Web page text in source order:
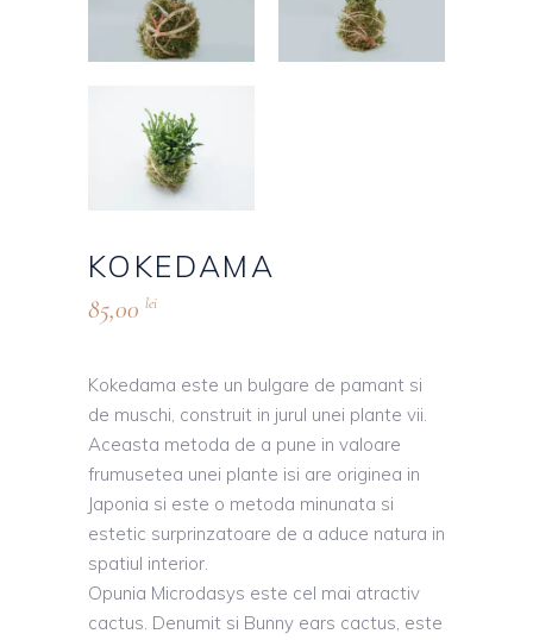
KOKEDAMA
85,00 lei
Kokedama este un bulgare de pamant si
de muschi, construit in jurul unei plante vii.
Aceasta metoda de a pune in valoare
frumusetea unei plante isi are originea in
Japonia si este o metoda minunata si
estetic surprinzatoare de a aduce natura in
spatiul interior.
Opunia Microdasys este cel mai atractiv
cactus. Denumit si Bunny ears cactus, este